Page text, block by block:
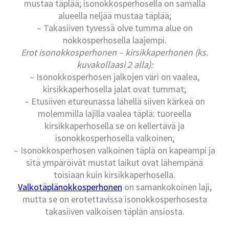
mustaa täplää; isonokkosperhosella on samalla
alueella neljää mustaa täplää;
– Takasiiven tyvessä olve tumma alue on
nokkosperhosella laajempi.
Erot isonokkosperhonen – kirsikkaperhonen (ks.
kuvakollaasi 2 alla):
– Isonokkosperhosen jalkojen väri on vaalea,
kirsikkaperhosella jalat ovat tummat;
– Etusiiven etureunassa lähellä siiven kärkeä on
molemmilla lajilla vaalea täplä: tuoreella
kirsikkaperhosella se on kellertävä ja
isonokkosperhosella valkoinen;
– Isonokkosperhosen valkoinen täplä on kapeampi ja
sitä ympäröivät mustat laikut ovat lähempänä
toisiaan kuin kirsikkaperhosella.
Valkotäplänokkosperhonen on samankokoinen laji,
mutta se on erotettavissa isonokkosperhosesta
takasiiven valkoisen täplän ansiosta.